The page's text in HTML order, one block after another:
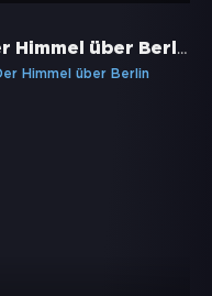
Der Himmel über Berlin